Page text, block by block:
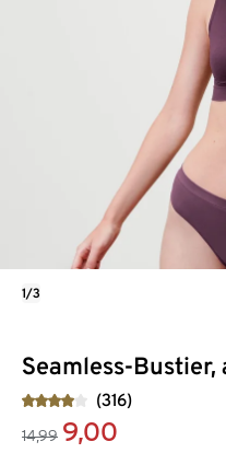
Seamless-
(316)
14,99 9,00
1/3